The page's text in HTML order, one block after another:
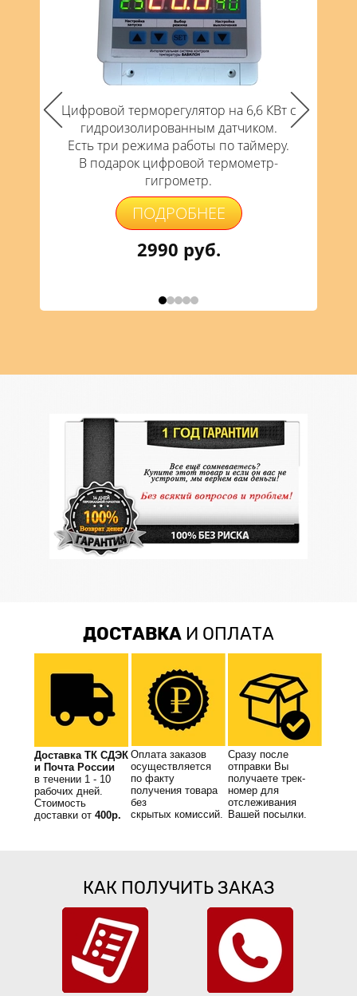
Цифровой терморегулятор на 6,6 КВт с
гидроизолированным датчиком.
Есть три режима работы по таймеру.
В подарок цифровой термометр-
гигрометр.
ПОДРОБНЕЕ
2990 руб.
ДОСТАВКА И ОПЛАТА
ДоставкаТК СДЭК
и Почта России
в течении 1 - 10
рабочих дней.
Стоимость
доставки от 400р.
Оплата заказов
осуществляется
по факту
получения товара
без
скрытых комиссий.
Сразу после
отправки Вы
получаете трек-
номер для
отслеживания
Вашей посылки.
КАК ПОЛУЧИТЬ ЗАКАЗ